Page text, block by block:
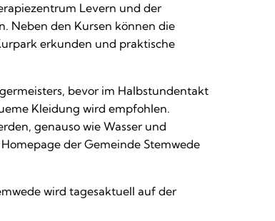
Levern und der
Neben den Kursen können die
erkunden und praktische
bevor im Halbstundentakt
Kleidung wird empfohlen.
genauso wie Wasser und
der Gemeinde Stemwede
wird tagesaktuell auf der